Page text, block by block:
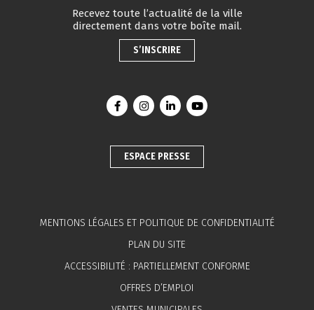
Recevez toute l’actualité de la ville
directement dans votre boîte mail.
S’INSCRIRE
Lien vers le compte Facebook
Lien vers le compte Instagram
Lien vers le compte Linkedin
Lien vers la chaîne
ESPACE PRESSE
MENTIONS LÉGALES ET POLITIQUE DE CONFIDENTIALITÉ
PLAN DU SITE
ACCESSIBILITÉ : PARTIELLEMENT CONFORME
OFFRES D’EMPLOI